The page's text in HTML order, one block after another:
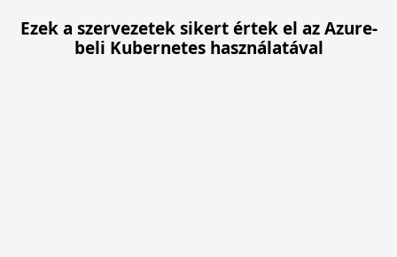
Ezek a szervezetek sikert értek el az Azure-
beli Kubernetes használatával